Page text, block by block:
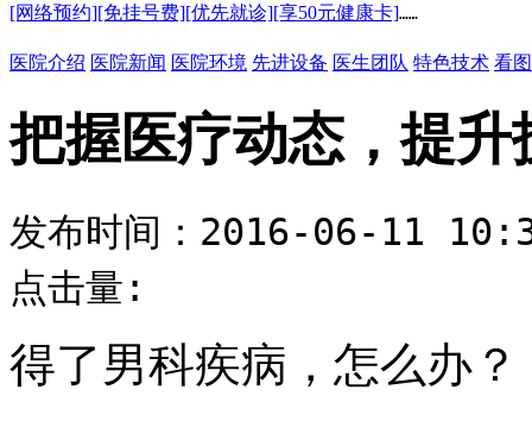
[网络预约][免挂号费][优先就诊][享50元健康卡]……
医院介绍 医院新闻 医院环境 先进设备 医生团队 特色技术 看
把握医疗动态，提升
发布时间：2016-06-11
点击量:
得了男科疾病，怎么办？